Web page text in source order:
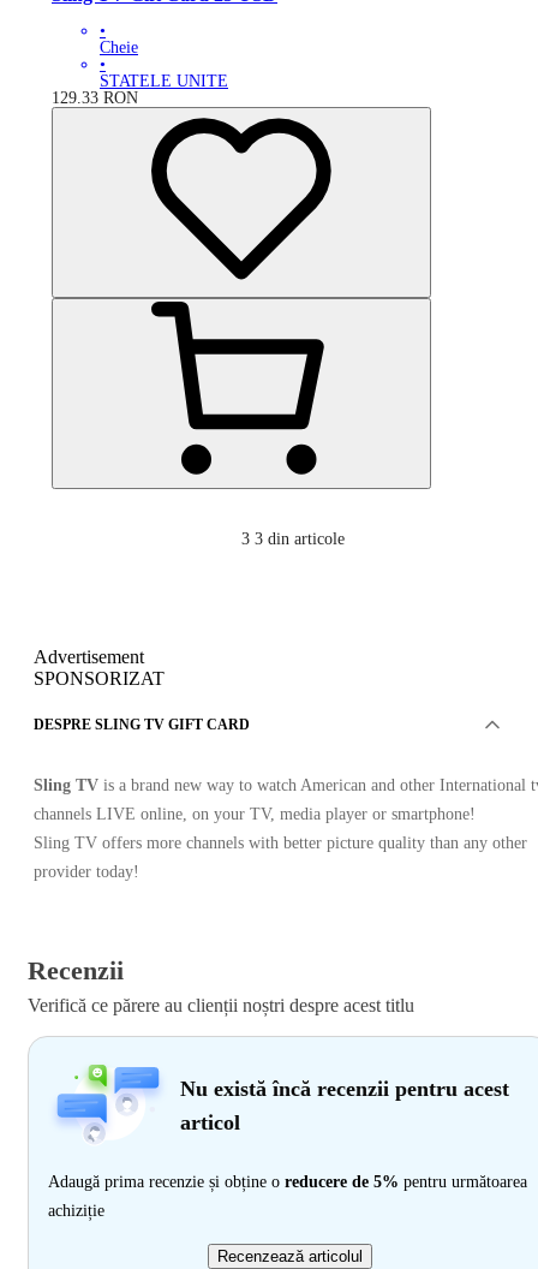
•
Cheie
•
STATELE UNITE
129.33 RON
3 3 din articole
Advertisement
SPONSORIZAT
DESPRE SLING TV GIFT CARD
Sling TV is a brand new way to watch American and other International
channels LIVE online, on your TV, media player or smartphone!
Sling TV offers more channels with better picture quality than any other
provider today!
Recenzii
Verifică ce părere au clienții noștri despre acest titlu
Nu există încă recenzii pentru acest
articol
Adaugă prima recenzie și obține o reducere de 5% pentru următoarea
achiziție
Recenzează articolul